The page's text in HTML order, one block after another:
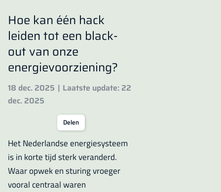
Hoe kan één hack
leiden tot een black-
out van onze
energievoorziening?
18 dec. 2025
Laatste update: 22
dec. 2025
Delen
Het Nederlandse energiesysteem
is in korte tijd sterk veranderd.
Waar opwek en sturing vroeger
vooral centraal waren